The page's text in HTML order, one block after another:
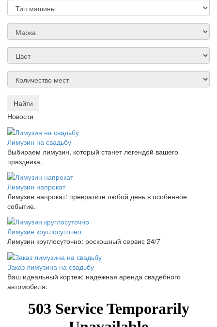
Найти
Новости
Лимузин на свадьбу
Выбираем лимузин, который станет легендой вашего
праздника.
Лимузин напрокат
Лимузин напрокат: превратите любой день в особенное
событие.
Лимузин круглосуточно
Лимузин круглосуточно: роскошный сервис 24/7
Заказ лимузина на свадьбу
Ваш идеальный кортеж: надежная аренда свадебного
автомобиля.